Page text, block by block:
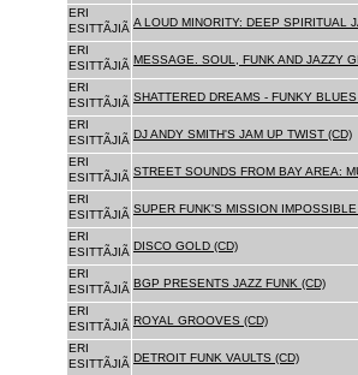
ERI
ESITTÃJIÃ A LOUD MINORITY: DEEP SPIRITUAL
ERI
ESITTÃJIÃ MESSAGE. SOUL, FUNK AND JAZZY
ERI
ESITTÃJIÃ SHATTERED DREAMS - FUNKY
ERI
ESITTÃJIÃ DJ ANDY SMITH'S JAM UP TWIST (CD)
ERI
ESITTÃJIÃ STREET SOUNDS FROM BAY AREA:
ERI
ESITTÃJIÃ SUPER FUNK'S MISSION IMPOSSIBLE
ERI
ESITTÃJIÃ DISCO GOLD (CD)
ERI
ESITTÃJIÃ BGP PRESENTS JAZZ FUNK (CD)
ERI
ESITTÃJIÃ ROYAL GROOVES (CD)
ERI
ESITTÃJIÃ DETROIT FUNK VAULTS (CD)